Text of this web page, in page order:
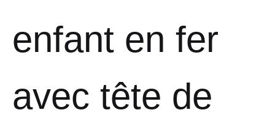
enfant en fer
avec tête de